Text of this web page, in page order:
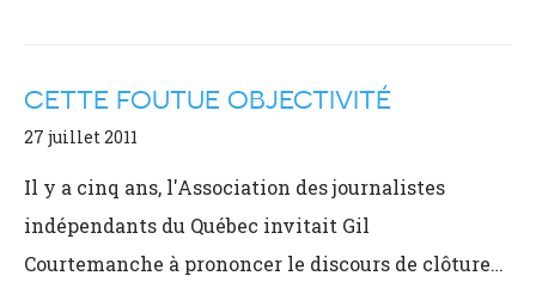
CETTE FOUTUE OBJECTIVITÉ
27 juillet 2011
Il y a cinq ans, l'Association des journalistes
indépendants du Québec invitait Gil
Courtemanche à prononcer le discours de clôture…